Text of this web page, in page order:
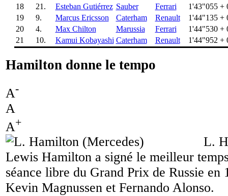
18
21. Esteban Gutiérrez Sauber Ferrari 1'43"055 +
19
9. Marcus Ericsson Caterham Renault 1'44"135 +
20
4. Max Chilton Marussia Ferrari 1'44"530 +
21
10. Kamui Kobayashi Caterham Renault 1'44"952 +
Hamilton donne le tempo
A-
A
A+
L.
Lewis Hamilton a signé le meilleur
séance libre du Grand Prix de Russie en
Kevin Magnussen et Fernando Alonso.